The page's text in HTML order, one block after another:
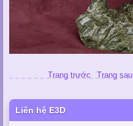
Trang trước Trang sau
Liên hệ E3D